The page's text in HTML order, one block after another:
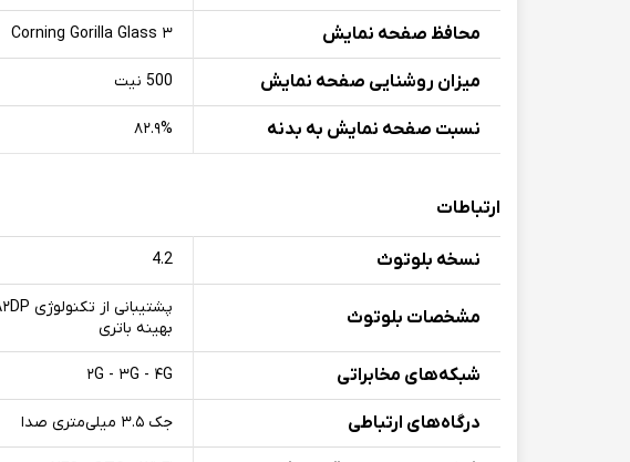
محافظ صفحه نمایش Corning Gorilla Glass ۳
میزان روشنایی صفحه نمایش 500 نیت
نسبت صفحه نمایش به بدنه ۸۲.۹%
ارتباطات
نسخه بلوتوث 4.2
مشخصات بلوتوث
بهینه باتری
شبکه‌های مخابراتی ۲G - ۳G - ۴G
درگاه‌های ارتباطی جک ۳.۵ میلی‌متری صدا